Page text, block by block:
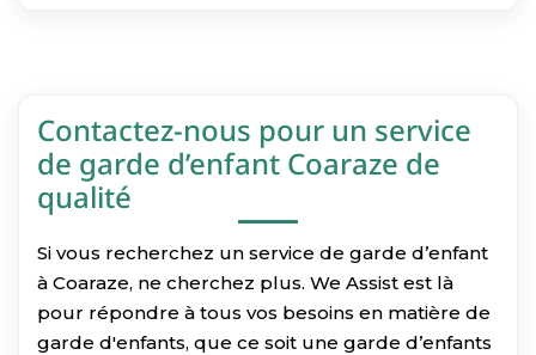
Contactez-nous pour un service
de garde d’enfant Coaraze de
qualité
Si vous recherchez un service de garde d’enfant
à Coaraze, ne cherchez plus. We Assist est là
pour répondre à tous vos besoins en matière de
garde d'enfants, que ce soit une garde d’enfants